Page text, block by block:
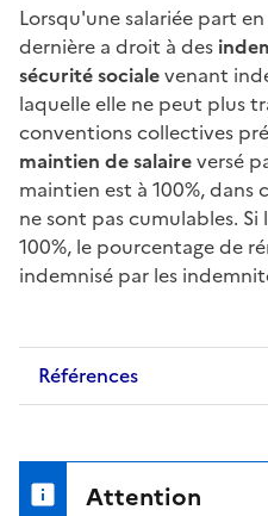
Lorsqu'une salariée part en
dernière a droit à des
sécurité socialevenant
laquelle elle ne peut plus
conventions collectives
maintien de salaireversé
maintien est à 100%, dans
ne sont pas cumulables.
100%, le pourcentage de
indemnisé par les
Références
Attention